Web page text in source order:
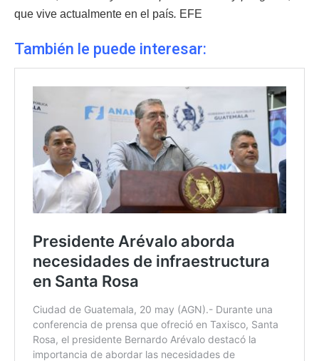
que vive actualmente en el país. EFE
También le puede interesar: